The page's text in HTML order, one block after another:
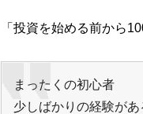
「投資を始める前から
まったくの初心者
少しばかりの経験があ